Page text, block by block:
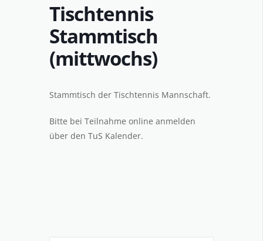
Tischtennis
Stammtisch
(mittwochs)
Stammtisch der Tischtennis Mannschaft.
Bitte bei Teilnahme online anmelden
über den TuS Kalender.